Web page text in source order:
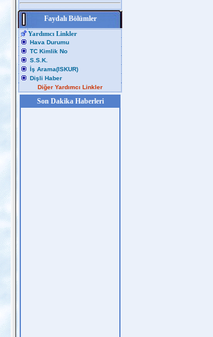
Faydalı Bölümler
Yardımcı Linkler
Hava Durumu
TC Kimlik No
S.S.K.
İş Arama(ISKUR)
Dişli Haber
Diğer Yardımcı Linkler
Son Dakika Haberleri